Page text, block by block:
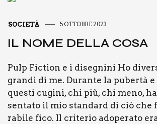
SOCIETÀ 5 OTTOBRE 2023
IL NOME DEL­LA COSA
Pulp Fic­tion e i dise­gni­ni Ho
gran­di di me. Duran­te la puber­tà e
que­sti cugi­ni, chi più, chi meno,
sen­ta­to il mio stan­dard di ciò che
ra­bi­le fico. Il cri­te­rio ado­pe­ra­to